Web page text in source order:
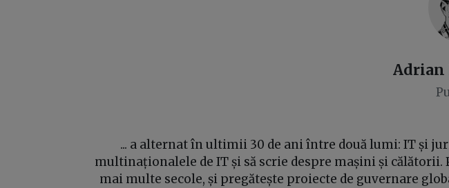
Adrian
... a alternat în ultimii 30 de ani între două lumi: IT și
multinaționalele de IT și să scrie despre mașini și călătorii.
mai multe secole, și pregătește proiecte de guvernare